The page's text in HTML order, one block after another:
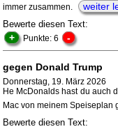
immer zusammen.
weiter
Bewerte diesen Text:
+ Punkte: 6 -
gegen Donald Trump
Donnerstag, 19. März 2026
He McDonalds hast du auch
Mac von meinem Speiseplan
Bewerte diesen Text: